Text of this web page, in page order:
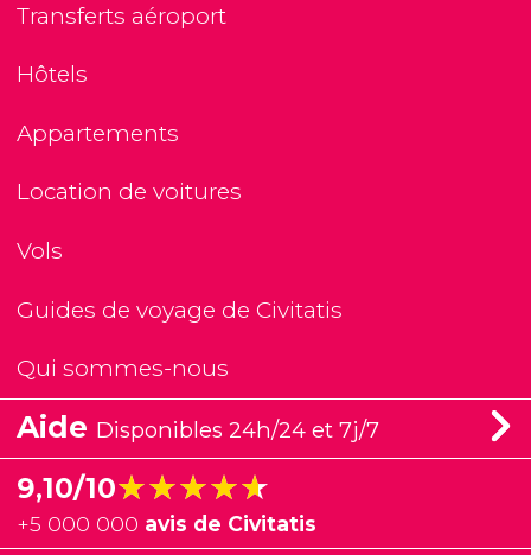
Transferts aéroport
Hôtels
Appartements
Location de voitures
Vols
Guides de voyage de Civitatis
Qui sommes-nous
Aide Disponibles 24h/24 et 7j/7
9,10/10★★★★★
★★★★★
+5 000 000 avis de Civitatis